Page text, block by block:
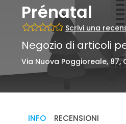
Prénatal
Scrivi una
Negozio di articoli
Via Nuova Poggioreale, 87,
INFO RECENSIONI